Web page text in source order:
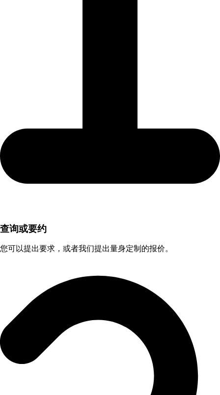
查询或要约
您可以提出要求，或者我们提出量身定制的报价。